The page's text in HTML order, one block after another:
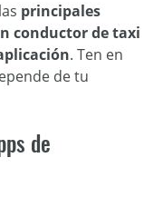
principales
conductor de taxi
. Ten en
de tu
de